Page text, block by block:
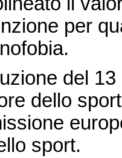
per
del
dello
sport.